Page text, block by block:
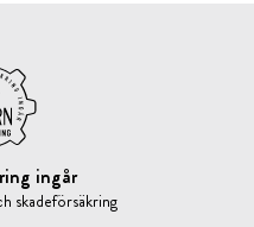
ingår
skadeförsäkring